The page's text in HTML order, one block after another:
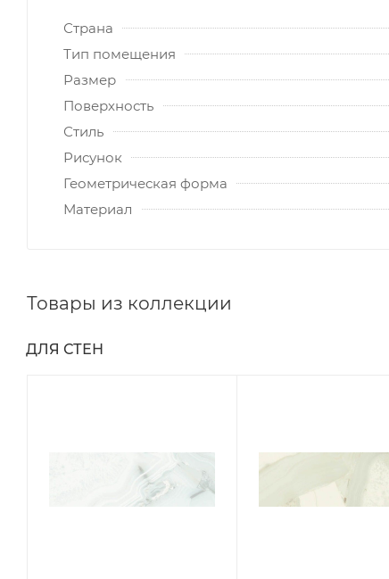
Страна
Тип помещения
Размер
Поверхность
Стиль
Рисунок
Геометрическая форма
Материал
Товары из коллекции
ДЛЯ СТЕН